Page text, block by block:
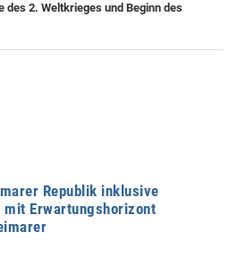
des 2. Weltkrieges und Beginn des
Republik inklusive
Erwartungshorizont